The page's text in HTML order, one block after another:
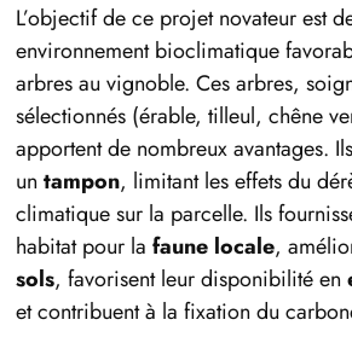
L’objectif de ce projet novateur est
environnement bioclimatique
arbres au vignoble. Ces arbres,
sélectionnés (érable, tilleul, chêne
apportent de nombreux avantages.
un tampon, limitant les effets du
climatique sur la parcelle. Ils
habitat pour la faune locale,
sols, favorisent leur disponibilité en
et contribuent à la fixation du